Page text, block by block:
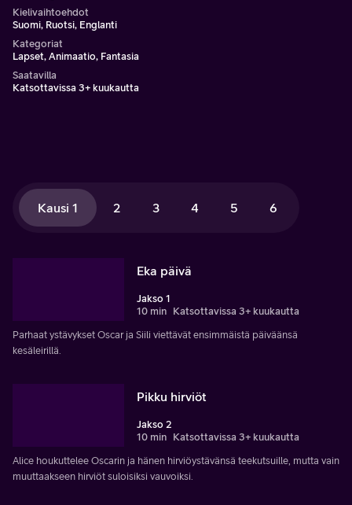
Kielivaihtoehdot
Suomi, Ruotsi, Englanti
Kategoriat
Lapset, Animaatio, Fantasia
Saatavilla
Katsottavissa 3+ kuukautta
Kausi 1 2 3 4 5 6
Eka päivä
Jakso 1
10 min Katsottavissa 3+ kuukautta
Parhaat ystävykset Oscar ja Siili viettävät ensimmäistä päiväänsä
kesäleirillä.
Pikku hirviöt
Jakso 2
10 min Katsottavissa 3+ kuukautta
Alice houkuttelee Oscarin ja hänen hirviöystävänsä teekutsuille, mutta vain
muuttaakseen hirviöt suloisiksi vauvoiksi.